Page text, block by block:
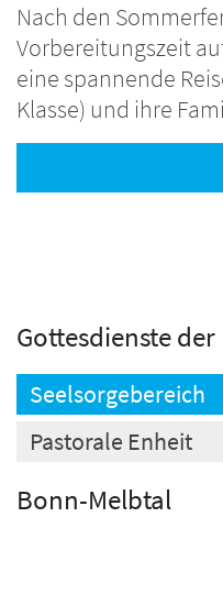
Nach den
Vorbereitungszeit
eine spannende
Klasse) und ihre
Gottesdienste
Seelsorgebereich
Pastorale Enheit
Bonn-Melbtal